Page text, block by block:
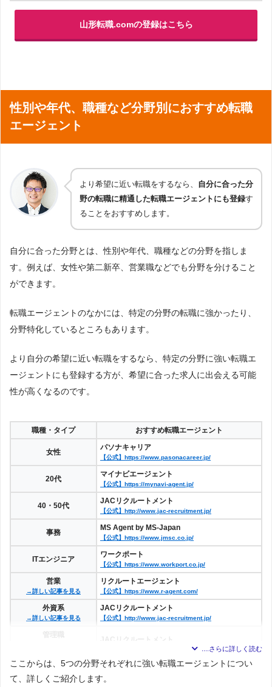
山形転職.comの登録はこちら
性別や年代、職種など分野別におすすめ転職
エージェント
より希望に近い転職をするなら、 自分に合った分
野の転職に精通した転職エージェントにも登録す
ることをおすすめします。
自分に合った分野とは、性別や年代、職種などの分野を指しま
す。例えば、女性や第二新卒、営業職などでも分野を分けること
ができます。
転職エージェントのなかには、特定の分野の転職に強かったり、
分野特化しているところもあります。
より自分の希望に近い転職をするなら、特定の分野に強い転職エ
ージェントにも登録する方が、希望に合った求人に出会える可能
性が高くなるのです。
職種・タイプ おすすめ転職エージェント
女性
パソナキャリア
【公式】https://www.pasonacareer.jp/
20代
マイナビエージェント
【公式】https://mynavi-agent.jp/
40・50代
JACリクルートメント
【公式】http://www.jac-recruitment.jp/
事務
MS Agent by MS-Japan
【公式】https://www.jmsc.co.jp/
ITエンジニア
ワークポート
【公式】https://www.workport.co.jp/
営業
→詳しい記事を見る
リクルートエージェント
【公式】https://www.r-agent.com/
外資系
→詳しい記事を見る
JACリクルートメント
【公式】http://www.jac-recruitment.jp/
【公式】http://www.jac-recruitment.jp/
→詳しい記事を見る
エムスリーキャリアエージェント
【公式】https://agent.m3.com/
ここからは、5つの分野それぞれに強い転職エージェントについ
て、詳しくご紹介します。